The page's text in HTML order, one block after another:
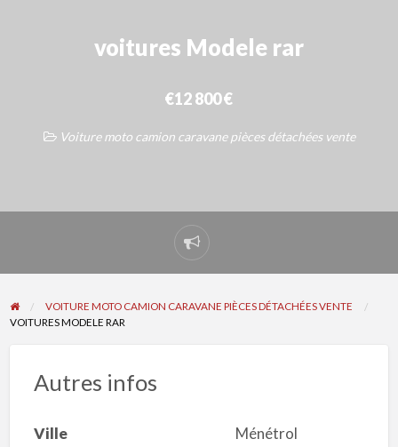
voitures Modele rar
€12 800 €
Voiture moto camion caravane pièces détachées vente
Signaler
un
problème
VOITURE MOTO CAMION CARAVANE PIÈCES DÉTACHÉES VENTE
VOITURES MODELE RAR
Autres infos
Ville
Ménétrol